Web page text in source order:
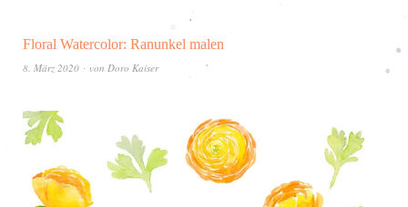
Floral Watercolor: Ranunkel malen
8. März 2020 von Doro Kaiser